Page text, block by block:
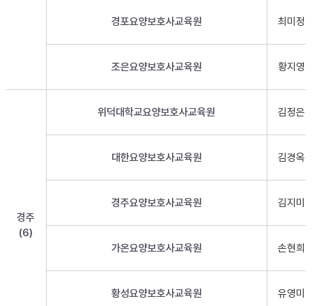
경포요양보호사교육원 최미정
조은요양보호사교육원 황지영
경주
(6)
위덕대학교요양보호사교육원 김정은
대한요양보호사교육원 김경옥
경주요양보호사교육원 김지미
가온요양보호사교육원 손현희
황성요양보호사교육원 유영미